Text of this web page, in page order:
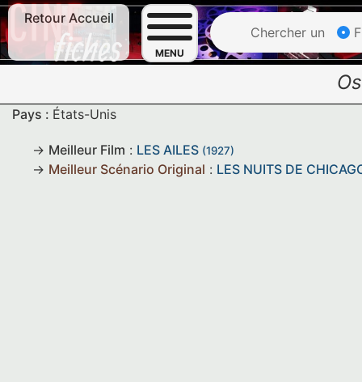
Retour Accueil
MENU
Chercher un
Pays : États-Unis
Meilleur Film : LES AILES (1927)
Meilleur Scénario Original : LES NUITS DE